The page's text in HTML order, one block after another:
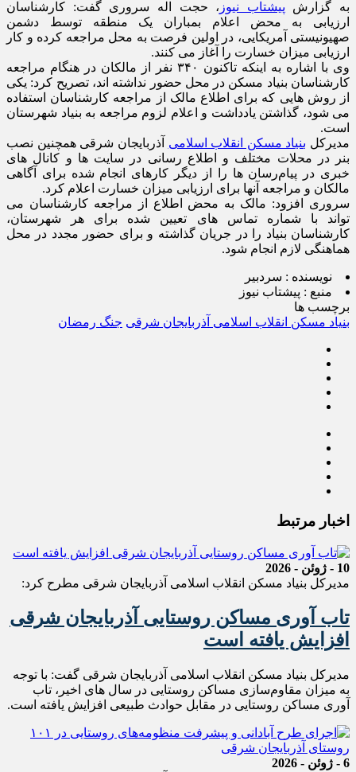
به گزارش پیشتاب نیوز ، حجت اله سروری گفت: کارشناسان
ارزیابی به محض اعلام بمباران یک منطقه توسط دشمن
صهیونیستی آمریکایی، در اولین فرصت به محل مراجعه کرده و کار
ارزیابی میزان خسارت را آغاز می کنند.
وی با اشاره به اینکه تاکنون ۳۴۰ نفر از مالکان در هنگام مراجعه
کارشناسان بنیاد مسکن در محل حضور نداشته اند، تصریح کرد: یکی
از روش هایی که برای اطلاع مالک از مراجعه کارشناسان استفاده
می شود، گذاشتن یادداشت و اعلام لزوم مراجعه به بنیاد شهرستان
است.
مدیرکل بنیاد مسکن انقلاب اسلامی آذربایجان شرقی همچنین نصب
بنر در محلات مختلف و اطلاع رسانی در سایت ها و کانال های
خبری در پیام‌رسان ها را از دیگر کارهای انجام‌ شده برای آگاهی
مالکان و مراجعه آنها برای ارزیابی میزان خسارت اعلام کرد.
سروری افزود: مالک به محض اطلاع از مراجعه کارشناسان می
تواند با شماره تماس های تعیین شده برای هر شهرستان،
کارشناسان بنیاد را در جریان گذاشته و برای حضور مجدد در محل
هماهنگی لازم انجام شود.
نویسنده : سردبیر
منبع : پیشتاب نیوز
برچسب ها
بنیاد مسکن انقلاب اسلامی آذربایجان شرقی جنگ رمضان
اخبار مرتبط
10 - ژوئن - 2026
مدیرکل بنیاد مسکن انقلاب اسلامی آذربایجان شرقی مطرح کرد:
تاب آوری مساکن روستایی آذربایجان شرقی
افزایش یافته است
مدیرکل بنیاد مسکن انقلاب اسلامی آذربایجان شرقی گفت: با توجه
به میزان مقاوم‌سازی مساکن روستایی در سال های اخیر، تاب
آوری مساکن روستایی در مقابل حوادث طبیعی افزایش یافته است.
6 - ژوئن - 2026